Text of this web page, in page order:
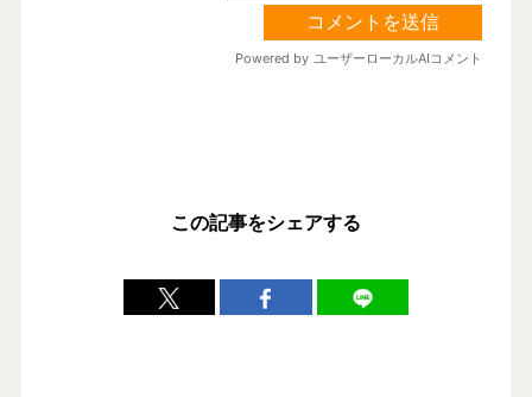
この記事をシェアする